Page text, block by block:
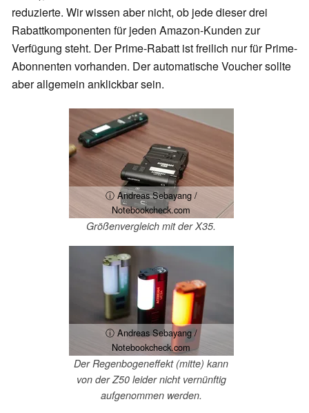
reduzierte. Wir wissen aber nicht, ob jede dieser drei
Rabattkomponenten für jeden Amazon-Kunden zur
Verfügung steht. Der Prime-Rabatt ist freilich nur für Prime-
Abonnenten vorhanden. Der automatische Voucher sollte
aber allgemein anklickbar sein.
ⓘ Andreas Sebayang /
Notebookcheck.com
Größenvergleich mit der X35.
ⓘ Andreas Sebayang /
Notebookcheck.com
Der Regenbogeneffekt (mitte) kann
von der Z50 leider nicht vernünftig
aufgenommen werden.